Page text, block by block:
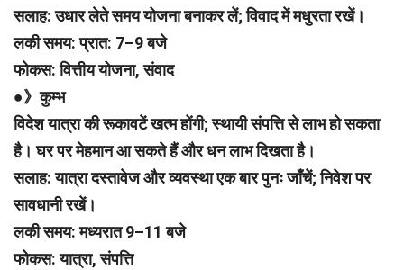
सलाह: उधार लेते समय योजना बनाकर लें; विवाद में मधुरता रखें।
लकी समय: प्रात: 7–9 बजे
फोकस: वित्तीय योजना, संवाद
●》कुम्भ
विदेश यात्रा की रूकावटें खत्म होंगी; स्थायी संपत्ति से लाभ हो सकता
है। घर पर मेहमान आ सकते हैं और धन लाभ दिखता है।
सलाह: यात्रा दस्तावेज और व्यवस्था एक बार पुनः जाँचें; निवेश पर
सावधानी रखें।
लकी समय: मध्यरात 9–11 बजे
फोकस: यात्रा, संपत्ति